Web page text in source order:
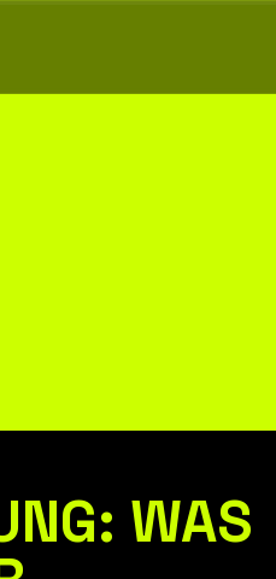
WAS